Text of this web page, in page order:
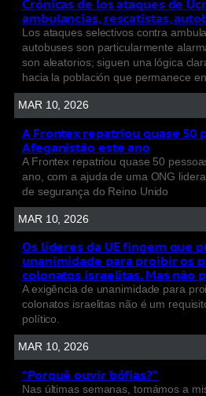
Crónicas de los ataques de
ambulancias, rescatistas,
Los ataques selectivos contra
autobuses son particularmente
son aleatorios; siguen una lógica
hacia la población que permanece
MAR 10, 2026
A Frontex repatriou quase 50
Afeganistão este ano
A Frontex repatriou quase 50
ano, com a ajuda de uma ONG
de segurança do Reino Unido
MAR 10, 2026
Os líderes da UE fingem que
unanimidade para proibir os
colonatos israelitas. Mas não
A exigência de unanimidade para
colonatos israelitas não é um
político.
MAR 10, 2026
“Porquê ouvir bófias?”
Nas últimas semanas, tomámos a